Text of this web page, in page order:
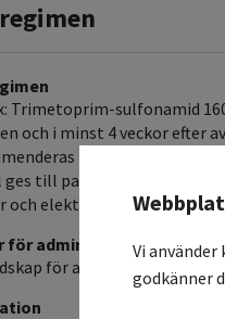
Trimetoprim-sulfonamid
och i minst 4 veckor efter
för äldre (> 60 år):
till patienter med
elektrolytstatus med
för administration
för anafylaktisk reaktion.
Vi
godkänner